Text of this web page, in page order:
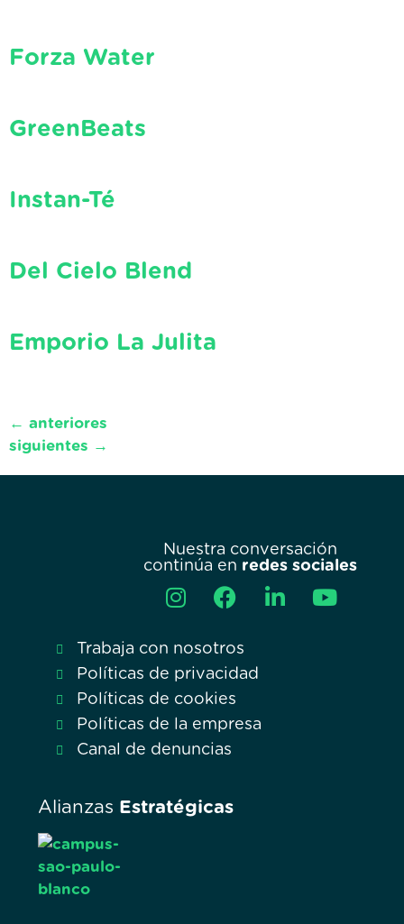
Forza Water
GreenBeats
Instan-Té
Del Cielo Blend
Emporio La Julita
← anteriores
siguientes →
Nuestra conversación
continúa en redes sociales
Trabaja con nosotros
Políticas de privacidad
Políticas de cookies
Políticas de la empresa
Canal de denuncias
Alianzas Estratégicas